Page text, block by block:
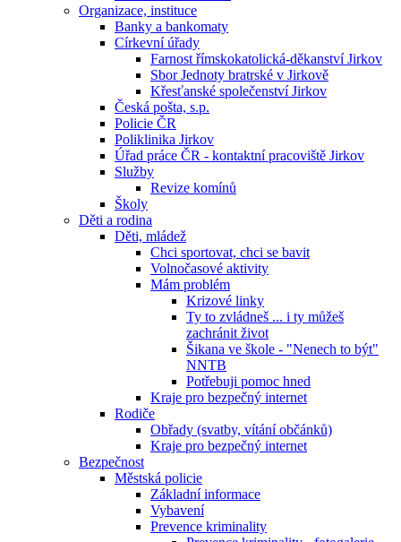
Organizace, instituce
Banky a bankomaty
Církevní úřady
Farnost římskokatolická-děkanství Jirkov
Sbor Jednoty bratrské v Jirkově
Křesťanské společenství Jirkov
Česká pošta, s.p.
Policie ČR
Poliklinika Jirkov
Úřad práce ČR - kontaktní pracoviště Jirkov
Služby
Revize komínů
Školy
Děti a rodina
Děti, mládež
Chci sportovat, chci se bavit
Volnočasové aktivity
Mám problém
Krizové linky
Ty to zvládneš ... i ty můžeš
zachránit život
Šikana ve škole - "Nenech to být"
NNTB
Potřebuji pomoc hned
Kraje pro bezpečný internet
Rodiče
Obřady (svatby, vítání občánků)
Kraje pro bezpečný internet
Bezpečnost
Městská policie
Základní informace
Vybavení
Prevence kriminality